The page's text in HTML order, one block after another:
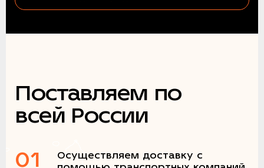
Поставляем по
всей России
01
Осуществляем доставку с